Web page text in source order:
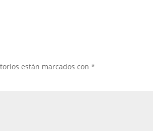
están marcados con*